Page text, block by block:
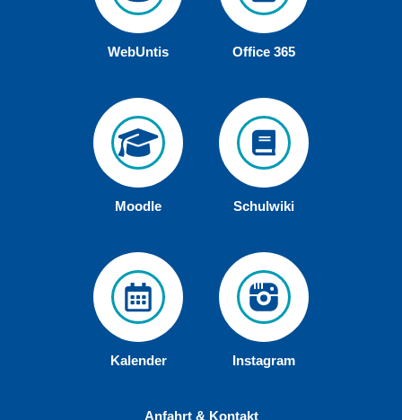
WebUntis Office 365
Moodle Schulwiki
Kalender Instagram
Anfahrt & Kontakt